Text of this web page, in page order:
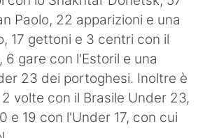
Paolo, 22 apparizioni e una
17 gettoni e 3 centri con il
6 gare con l'Estoril e una
23 dei portoghesi. Inoltre è
volte con il Brasile Under 23,
e 19 con l'Under 17, con cui